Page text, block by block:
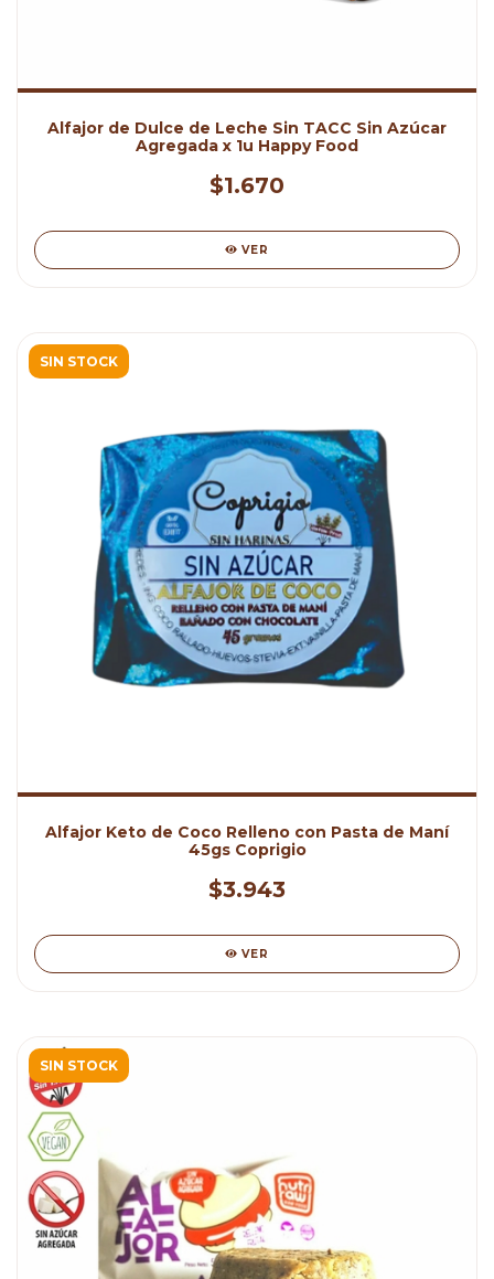
Alfajor de Dulce de Leche Sin TACC Sin Azúcar
Agregada x 1u Happy Food
$1.670
VER
SIN STOCK
Alfajor Keto de Coco Relleno con Pasta de Maní
45gs Coprigio
$3.943
VER
SIN STOCK